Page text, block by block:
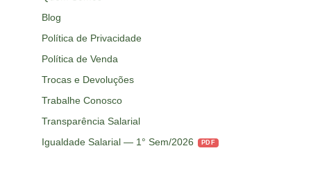
Blog
Política de Privacidade
Política de Venda
Trocas e Devoluções
Trabalhe Conosco
Transparência Salarial
Igualdade Salarial — 1° Sem/2026
PDF